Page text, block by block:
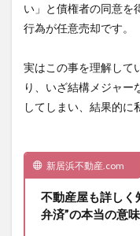
い 」と債権者の同意
行為が任意売却です。
実はこの事を理解して
り、いざ結構メジャー
してしまい、結果的に
新居浜不動産.com
不動産屋も詳しく
弁済”の本当の意